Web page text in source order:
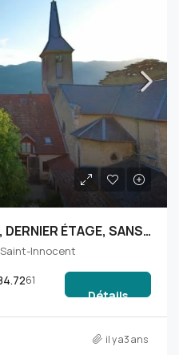
APPARTEMENT 3 PIÈCES, DERNIER ÉTAGE, SANS ASCENSEUR
Innocent
61
Détails
il y a3 ans